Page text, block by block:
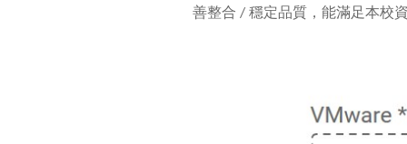
善整合 / 穩定品質，能滿足本校